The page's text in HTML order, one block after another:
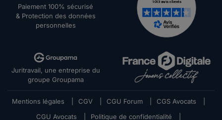
Paiement 100% sécurisé
& Protection des données
personnelles
Juritravail, une entreprise du
groupe Groupama
Mentions légales CGV CGU Forum CGS Avocats
CGU Avocats
Politique de confidentialité